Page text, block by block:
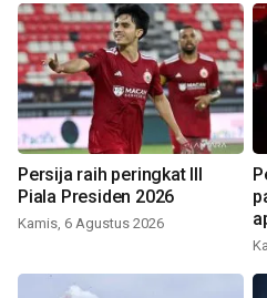
Persija raih peringkat III
Piala Presiden 2026
Kamis, 6 Agustus 2026